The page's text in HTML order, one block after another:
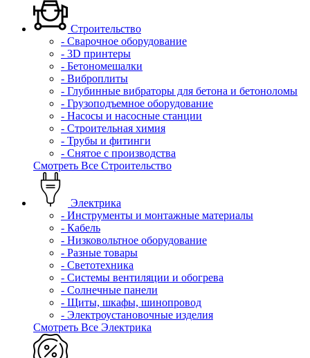
Строительство
- Сварочное оборудование
- 3D принтеры
- Бетономешалки
- Виброплиты
- Глубинные вибраторы для бетона и бетоноломы
- Грузоподъемное оборудование
- Насосы и насосные станции
- Строительная химия
- Трубы и фитинги
- Снятое с производства
Смотреть Все Строительство
Электрика
- Инструменты и монтажные материалы
- Кабель
- Низковольтное оборудование
- Разные товары
- Светотехника
- Системы вентиляции и обогрева
- Солнечные панели
- Щиты, шкафы, шинопровод
- Электроустановочные изделия
Смотреть Все Электрика